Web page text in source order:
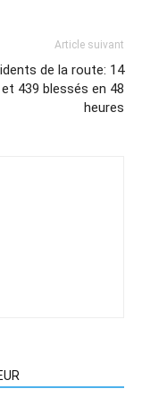
Article suivant
de la route: 14
439 blessés en 48
heures